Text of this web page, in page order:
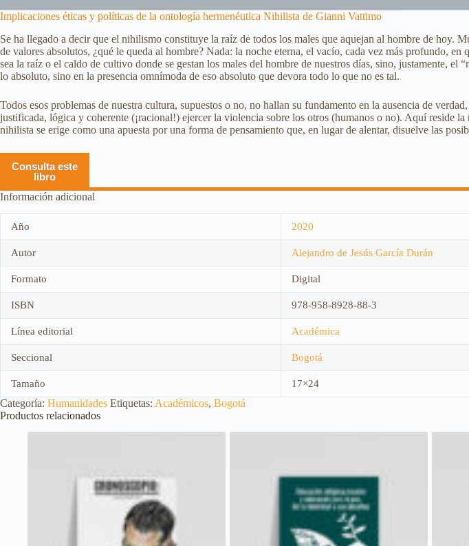
Implicaciones éticas y políticas de la ontología hermenéutica Nihilista de Gianni Vattimo
Se ha llegado a decir que el nihilismo constituye la raíz de todos los males que aquejan al hombre de hoy.
de valores absolutos, ¿qué le queda al hombre? Nada: la noche eterna, el vacío, cada vez más profundo,
sea la raíz o el caldo de cultivo donde se gestan los males del hombre de nuestros días, sino, justamente, el
lo absoluto, sino en la presencia omnímoda de eso absoluto que devora todo lo que no es tal.
Todos esos problemas de nuestra cultura, supuestos o no, no hallan su fundamento en la ausencia de
justificada, lógica y coherente (¡racional!) ejercer la violencia sobre los otros (humanos o no). Aquí reside
nihilista se erige como una apuesta por una forma de pensamiento que, en lugar de alentar, disuelve las
Consulta este
libro
Información adicional
Año 2020
Autor Alejandro de Jesús García Durán
Formato Digital
ISBN 978-958-8928-88-3
Línea editorial Académica
Seccional Bogotá
Tamaño 17×24
Categoría: Humanidades Etiquetas: Académicos, Bogotá
Productos relacionados